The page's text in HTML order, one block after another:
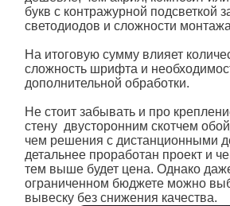
букв с контражурной подсветкой
светодиодов и сложности
На итоговую сумму влияет
сложность шрифта и
дополнительной обработки.
Не стоит забывать и про
стену двусторонним скотчем
чем решения с дистанционными
детальнее проработан проект и
тем выше будет цена. Однако
ограниченном бюджете можно
вывеску без снижения качества.